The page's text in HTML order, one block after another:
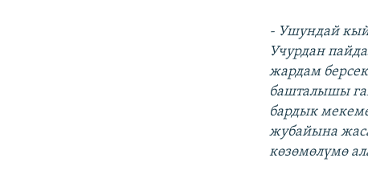
- Ушундай
Учурдан
жардам
башталышы
бардык
жубайына
көзөмөлүмө